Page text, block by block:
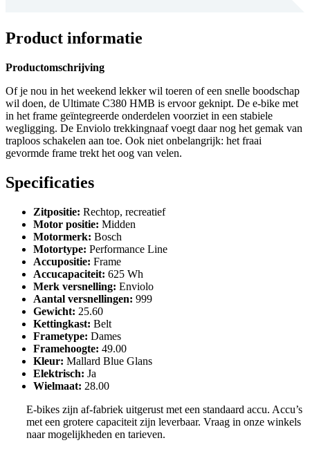
Product informatie
Productomschrijving
Of je nou in het weekend lekker wil toeren of een snelle boodschap
wil doen, de Ultimate C380 HMB is ervoor geknipt. De e-bike met
in het frame geïntegreerde onderdelen voorziet in een stabiele
wegligging. De Enviolo trekkingnaaf voegt daar nog het gemak van
traploos schakelen aan toe. Ook niet onbelangrijk: het fraai
gevormde frame trekt het oog van velen.
Specificaties
Zitpositie: Rechtop, recreatief
Motor positie: Midden
Motormerk: Bosch
Motortype: Performance Line
Accupositie: Frame
Accucapaciteit: 625 Wh
Merk versnelling: Enviolo
Aantal versnellingen: 999
Gewicht: 25.60
Kettingkast: Belt
Frametype: Dames
Framehoogte: 49.00
Kleur: Mallard Blue Glans
Elektrisch: Ja
Wielmaat: 28.00
E-bikes zijn af-fabriek uitgerust met een standaard accu. Accu’s
met een grotere capaciteit zijn leverbaar. Vraag in onze winkels
naar mogelijkheden en tarieven.